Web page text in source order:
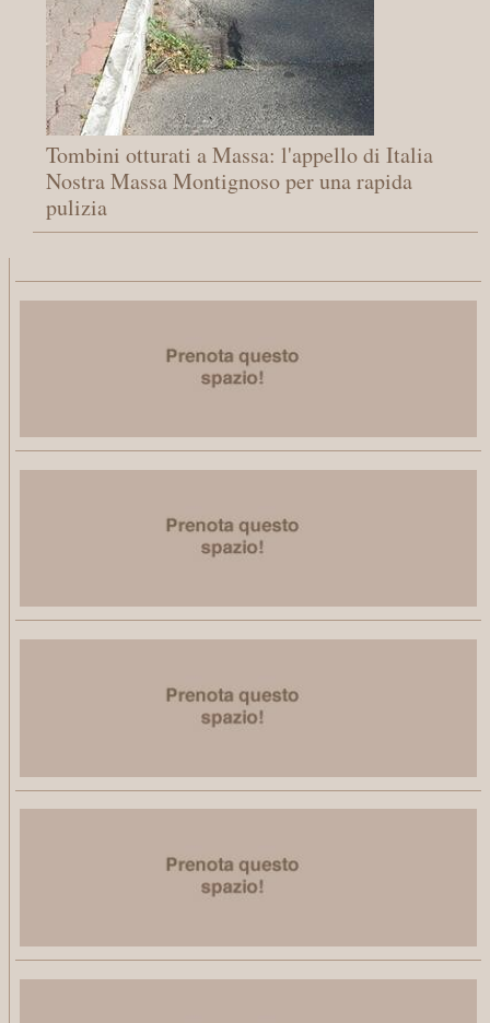
Tombini otturati a Massa: l'appello di Italia
Nostra Massa Montignoso per una rapida
pulizia